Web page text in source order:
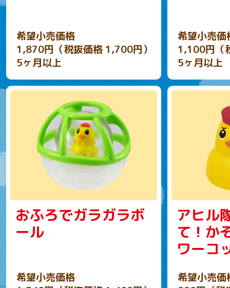
希望小売価格
1,870円（税抜価格 1,700円）
5ヶ月以上
希望小売価
1,100円（
5ヶ月以上
おふろでガラガラボ
ール
希望小売価格
アヒル
て！か
ワーコ
希望小売価